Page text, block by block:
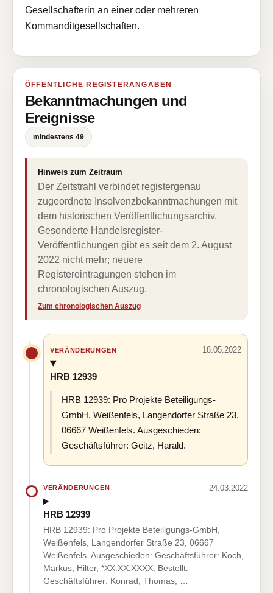
Gesellschafterin an einer oder mehreren
Kommanditgesellschaften.
ÖFFENTLICHE REGISTERANGABEN
Bekanntmachungen und
Ereignisse
mindestens 49
Hinweis zum Zeitraum
Der Zeitstrahl verbindet registergenau
zugeordnete Insolvenzbekanntmachungen mit
dem historischen Veröffentlichungsarchiv.
Gesonderte Handelsregister-
Veröffentlichungen gibt es seit dem 2. August
2022 nicht mehr; neuere
Registereintragungen stehen im
chronologischen Auszug.
Zum chronologischen Auszug
VERÄNDERUNGEN 18.05.2022
HRB 12939
HRB 12939: Pro Projekte Beteiligungs-
GmbH, Weißenfels, Langendorfer Straße 23,
06667 Weißenfels. Ausgeschieden:
Geschäftsführer: Geitz, Harald.
VERÄNDERUNGEN 24.03.2022
HRB 12939
HRB 12939: Pro Projekte Beteiligungs-GmbH,
Weißenfels, Langendorfer Straße 23, 06667
Weißenfels. Ausgeschieden: Geschäftsführer: Koch,
Markus, Hilter, *XX.XX.XXXX. Bestellt:
Geschäftsführer: Konrad, Thomas, …